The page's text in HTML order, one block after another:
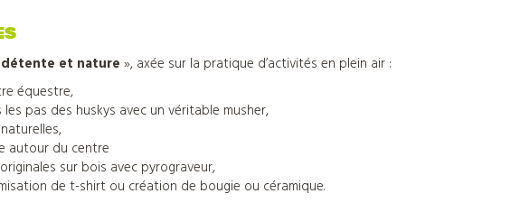
détente et nature », axée sur la pratique d’activités en plein air :
équestre,
pas des huskys avec un véritable musher,
autour du centre
sur bois avec pyrograveur,
de t-shirt ou création de bougie ou céramique.